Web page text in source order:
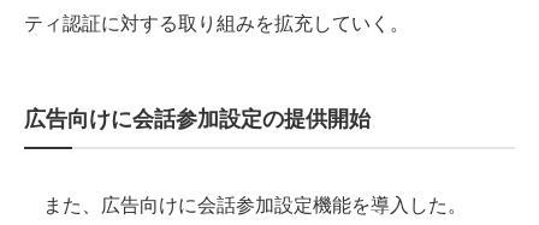
ティ認証に対する取り組みを拡充していく。
広告向けに会話参加設定の提供開始
また、広告向けに会話参加設定機能を導入した。